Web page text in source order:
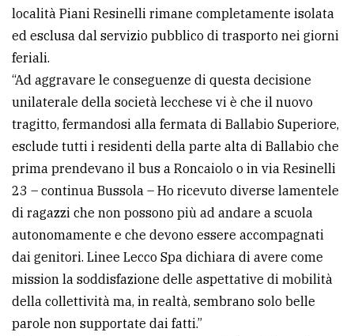
località Piani Resinelli rimane completamente isolata
ed esclusa dal servizio pubblico di trasporto nei giorni
feriali.
“Ad aggravare le conseguenze di questa decisione
unilaterale della società lecchese vi è che il nuovo
tragitto, fermandosi alla fermata di Ballabio Superiore,
esclude tutti i residenti della parte alta di Ballabio che
prima prendevano il bus a Roncaiolo o in via Resinelli
23 – continua Bussola – Ho ricevuto diverse lamentele
di ragazzi che non possono più ad andare a scuola
autonomamente e che devono essere accompagnati
dai genitori. Linee Lecco Spa dichiara di avere come
mission la soddisfazione delle aspettative di mobilità
della collettività ma, in realtà, sembrano solo belle
parole non supportate dai fatti.”